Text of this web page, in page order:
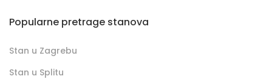
Popularne pretrage stanova
Stan u Zagrebu
Stan u Splitu